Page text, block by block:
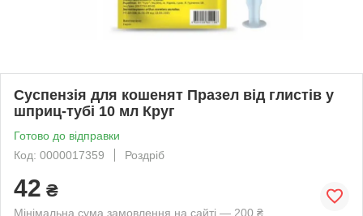
Суспензія для кошенят Празел від глистів у
шприц-тубі 10 мл Круг
Готово до відправки
Код: 0000017359
Роздріб
42 ₴
Мінімальна сума замовлення на сайті — 200 ₴